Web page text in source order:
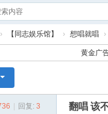
› 【同志娱乐馆】 › 想唱就唱 ›
黄金广
回复: 3 翻唱 该